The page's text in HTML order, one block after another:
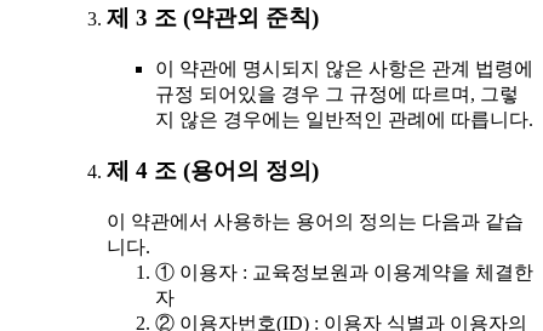
제 3 조 (약관외 준칙)
이 약관에 명시되지 않은 사항은 관계 법령에
규정 되어있을 경우 그 규정에 따르며, 그렇
지 않은 경우에는 일반적인 관례에 따릅니다.
제 4 조 (용어의 정의)
이 약관에서 사용하는 용어의 정의는 다음과 같습
니다.
① 이용자 : 교육정보원과 이용계약을 체결한
자
② 이용자번호(ID) : 이용자 식별과 이용자의